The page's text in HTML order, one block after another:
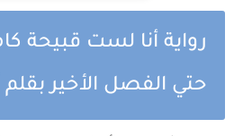
رواية أنا لست قبيحة
حتي الفصل الأخير